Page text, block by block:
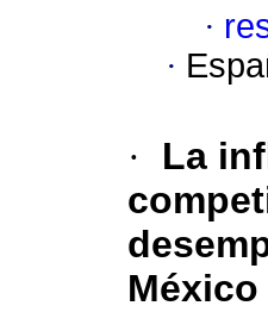
·
·
·
La
México